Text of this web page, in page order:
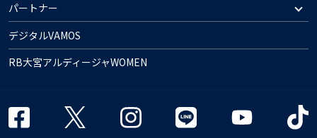
パートナー
デジタルVAMOS
RB大宮アルディージャWOMEN